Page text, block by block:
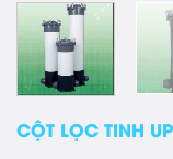
CỘT LỌC TINH